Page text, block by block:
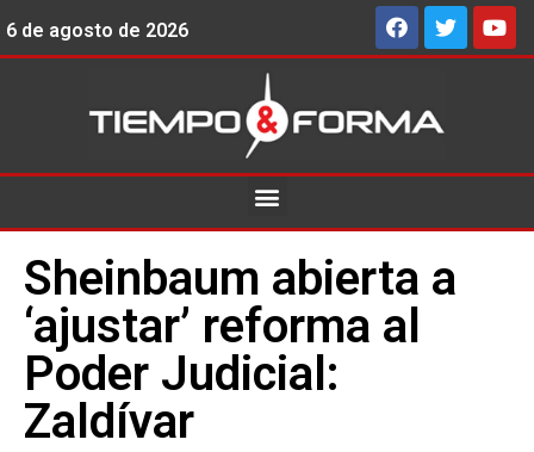
6 de agosto de 2026
Sheinbaum abierta a
‘ajustar’ reforma al
Poder Judicial:
Zaldívar